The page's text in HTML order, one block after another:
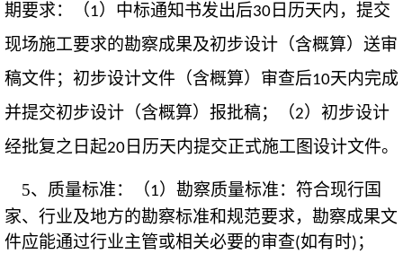
期要求：
（1）中标通知书发出后30 日历天内，提交
现场施工要求的勘察成果及初步设计（含概算）送审
稿文件；初步设计文件（含概算）审查后10天内完成
并提交初步设计（含概算）报批稿；（2）初步设计
经批复之日起20 日历天内提交正式施工图设计文件。
5、质量标准： （1）勘察质量标准：符合现行国
家、行业及地方的勘察标准和规范要求，勘察成果文
件应能通过行业主管或相关必要的审查(如有时) ；